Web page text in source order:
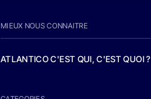
MIEUX NOUS CONNAITRE
ATLANTICO C'EST QUI, C'EST QUOI ?